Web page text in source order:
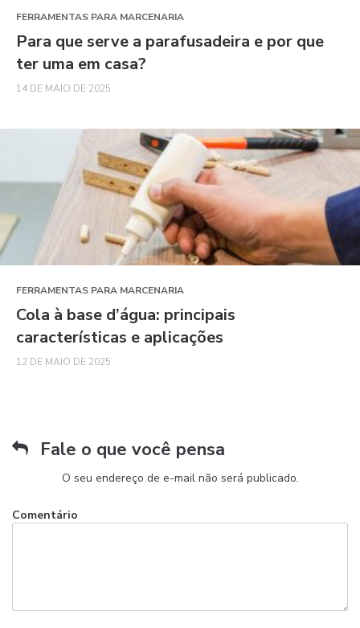
FERRAMENTAS PARA MARCENARIA
Para que serve a parafusadeira e por que
ter uma em casa?
14 DE MAIO DE 2025
FERRAMENTAS PARA MARCENARIA
Cola à base d’água: principais
características e aplicações
12 DE MAIO DE 2025
Fale o que você pensa
O seu endereço de e-mail não será publicado.
Comentário